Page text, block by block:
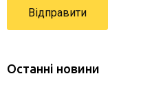
Останні новини